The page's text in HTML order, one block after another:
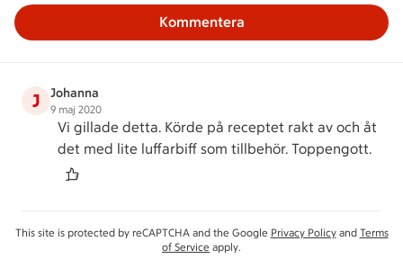
Kommentera
J Johanna
9 maj 2020
Vi gillade detta. Körde på receptet rakt av och åt
det med lite luffarbiff som tillbehör. Toppengott.
This site is protected by reCAPTCHA and the Google Privacy Policyand Terms
of Service apply.